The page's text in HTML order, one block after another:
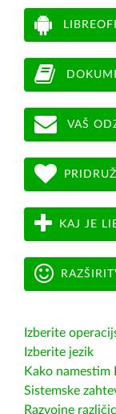
VAŠ
KAJ JE
Izberite
Izberite jezik
Kako namestim
Sistemske
Razvojne